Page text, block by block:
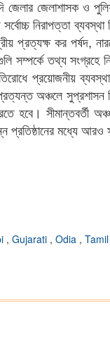
জেলাশাসক ও
নিরাপত্তা ব্যবস্থা
প্রত্যক্ষ কর পর্ষদ,
সম্পর্কে তথ্য
প্রয়োজনীয়
অঞ্চলে সুপ্রশাসন
সীমান্তবর্তী
প্রতিষ্ঠানের মধ্যে
, Gujarati , Odia , Tamil